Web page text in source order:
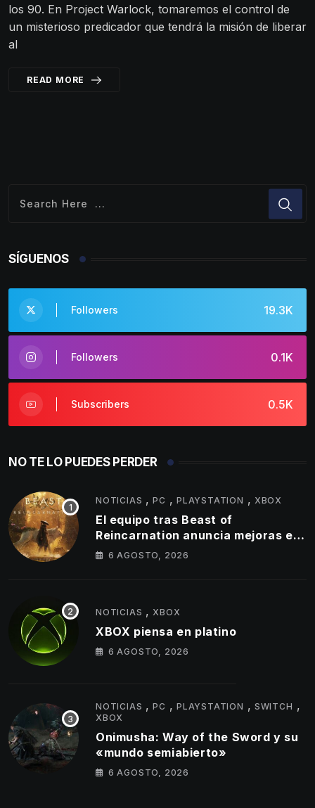
los 90. En Project Warlock, tomaremos el control de
un misterioso predicador que tendrá la misión de liberar
al
READ MORE
SÍGUENOS
19.3K
Followers
0.1K
Followers
0.5K
Subscribers
NO TE LO PUEDES PERDER
NOTICIAS ,PC ,PLAYSTATION , XBOX
El equipo tras Beast of
Reincarnation anuncia mejoras en
su juego y estos son los primeros
6 AGOSTO, 2026
NOTICIAS ,XBOX
XBOX piensa en platino
6 AGOSTO, 2026
NOTICIAS ,PC ,PLAYSTATION , SWITCH ,
XBOX
Onimusha: Way of the Sword y su
«mundo semiabierto»
6 AGOSTO, 2026